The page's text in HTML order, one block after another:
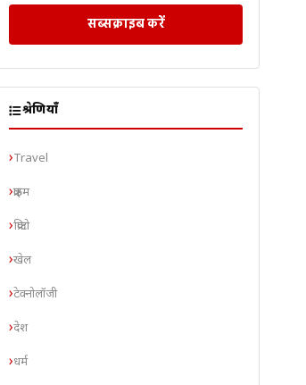
सब्सक्राइब करें
श्रेणियाँ
Travel
क्राइम
क्रिप्टो
खेल
टेक्नोलॉजी
देश
धर्म